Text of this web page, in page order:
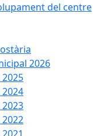
del centre
2026